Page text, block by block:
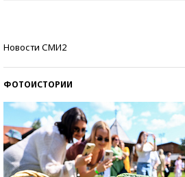
Новости СМИ2
ФОТОИСТОРИИ